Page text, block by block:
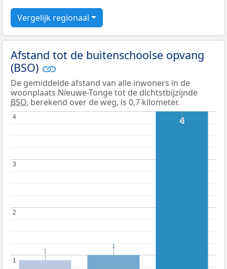
Vergelijk regionaal
Afstand tot de buitenschoolse opvang
(BSO)
De gemiddelde afstand van alle inwoners in de
woonplaats Nieuwe-Tonge tot de dichtstbijzijnde
BSO, berekend over de weg, is 0,7 kilometer.
1
1
2
2
3
3
4
4
1
1
1
1
4
4